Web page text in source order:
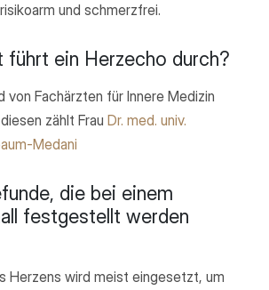
und schmerzfrei.
führt ein Herzecho durch?
von Fachärzten für Innere Medizin
zählt FrauDr. med. univ.
Medani
die bei einem
festgestellt werden
Herzens wird meist eingesetzt, um